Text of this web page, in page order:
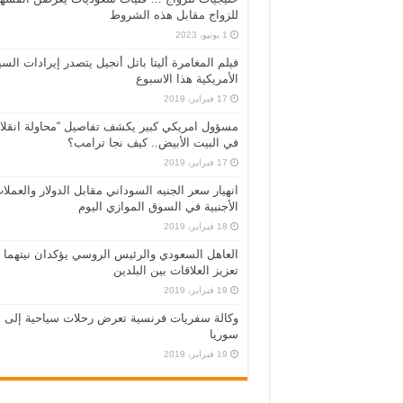
للزواج مقابل هذه الشروط
1 يونيو، 2023
فيلم المغامرة أليتا‭ ‬باتل أنجيل يتصدر إيرادات
الأمريكية هذا الاسبوع
17 فبراير، 2019
مسؤول امريكي كبير يكشف تفاصيل “محاولة
في البيت الأبيض.. كيف نجا ترامب؟
17 فبراير، 2019
انهيار سعر الجنيه السوداني مقابل الدولار
الأجنبية في السوق الموازي اليوم
18 فبراير، 2019
العاهل السعودي والرئيس الروسي يؤكدان نيتهما
تعزيز العلاقات بين البلدين
19 فبراير، 2019
وكالة سفريات فرنسية تعرض رحلات سياحية إلى
سوريا
19 فبراير، 2019